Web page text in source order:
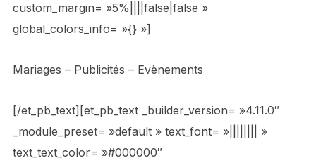
custom_margin= »5%||||false|false »
global_colors_info= »{} »]
Mariages – Publicités – Evènements
[/et_pb_text][et_pb_text _builder_version= »4.11.0″
_module_preset= »default » text_font= »|||||||| »
text_text_color= »#000000″